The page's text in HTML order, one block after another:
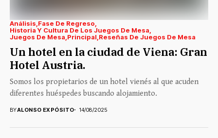
Análisis Fase De Regreso
Historia Y Cultura De Los Juegos De Mesa
Juegos De Mesa Principal Reseñas De Juegos De Mesa
Un hotel en la ciudad de Viena: Gran
Hotel Austria.
Somos los propietarios de un hotel vienés al que acuden
diferentes huéspedes buscando alojamiento.
BYALONSO EXPÓSITO 14/08/2025